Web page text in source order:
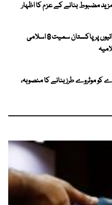
مضبوط بنانے کے عزم کا اظہار
غزہ میں اسرائیلی کارروائیوں پر پاکستان سمیت 8 اسلامی
کو موٹروے طرز بنانے کا منصوبہ،